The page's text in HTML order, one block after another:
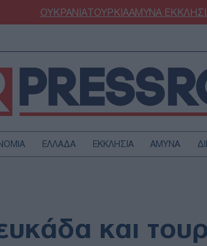
ΟΥΚΡΑΝΙΑΤΟΥΡΚΙΑΑΜΥΝΑ
ΕΛΛΑΔΑ ΕΚΚΛΗΣΙΑ ΑΜΥΝΑ
ΥΓΕΙΑ
και